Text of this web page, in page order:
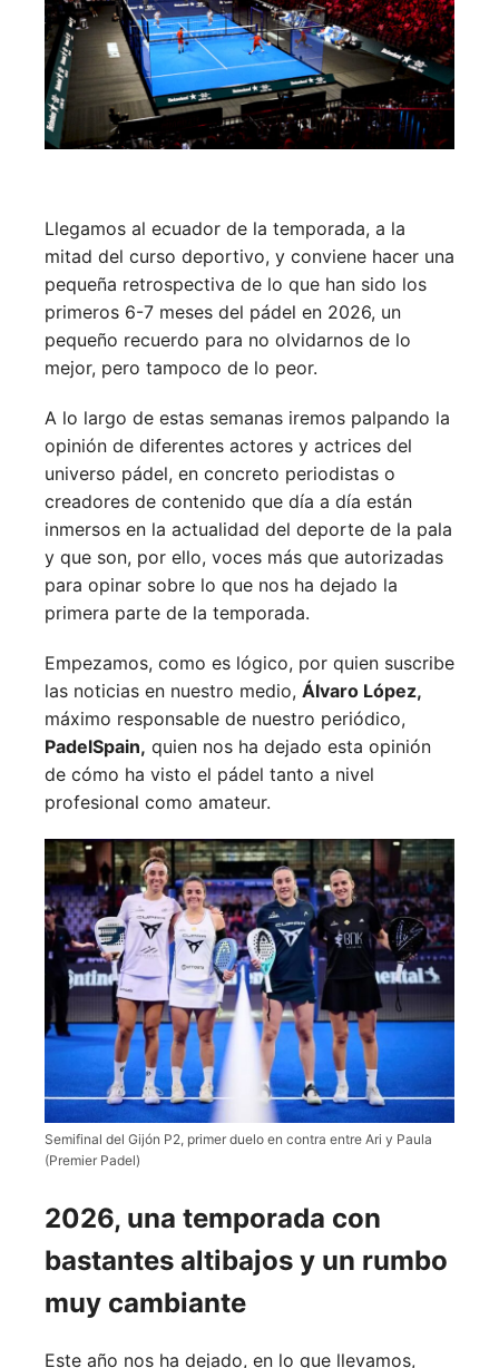
Llegamos al ecuador de la temporada, a la
mitad del curso deportivo, y conviene hacer una
pequeña retrospectiva de lo que han sido los
primeros 6-7 meses del pádel en 2026, un
pequeño recuerdo para no olvidarnos de lo
mejor, pero tampoco de lo peor.
A lo largo de estas semanas iremos palpando la
opinión de diferentes actores y actrices del
universo pádel, en concreto periodistas o
creadores de contenido que día a día están
inmersos en la actualidad del deporte de la pala
y que son, por ello, voces más que autorizadas
para opinar sobre lo que nos ha dejado la
primera parte de la temporada.
Empezamos, como es lógico, por quien suscribe
las noticias en nuestro medio, Álvaro López,
máximo responsable de nuestro periódico,
PadelSpain, quien nos ha dejado esta opinión
de cómo ha visto el pádel tanto a nivel
profesional como amateur.
Semifinal del Gijón P2, primer duelo en contra entre Ari y Paula
(Premier Padel)
2026, una temporada con
bastantes altibajos y un rumbo
muy cambiante
Este año nos ha dejado, en lo que llevamos,